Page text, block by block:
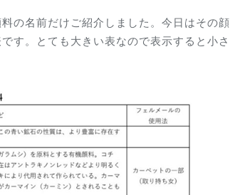
の名前だけご紹介しました。今日はその顔
す。とても大きい表なので表示すると小さ